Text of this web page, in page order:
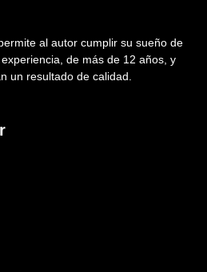
al autor cumplir su sueño de
de más de 12 años, y
un resultado de calidad.